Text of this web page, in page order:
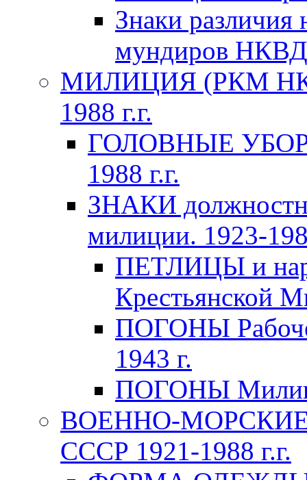
Знаки различия
мундиров
МИЛИЦИЯ (РКМ
1988 г.г.
ГОЛОВНЫЕ УБОРЫ
1988 г.г.
ЗНАКИ
милиции. 1923-
ПЕТЛИЦЫ и
Крестьянской
ПОГОНЫ
1943 г.
ПОГОНЫ
ВОЕННО-
СССР 1921-1988 г.г.